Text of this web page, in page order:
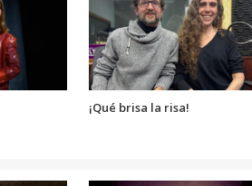
¡Qué brisa la risa!